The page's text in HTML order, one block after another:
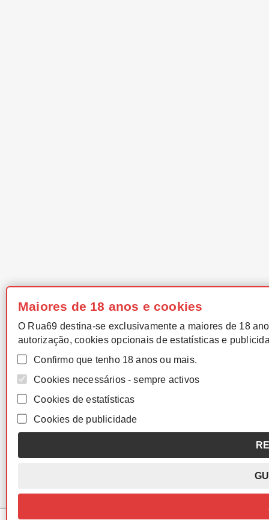
Maiores de 18 anos e cookies
O Rua69 destina-se exclusivamente a maiores de 18
autorização, cookies opcionais de estatísticas e
Confirmo que tenho 18 anos ou mais.
Cookies necessários - sempre activos
Cookies de estatísticas
Cookies de publicidade